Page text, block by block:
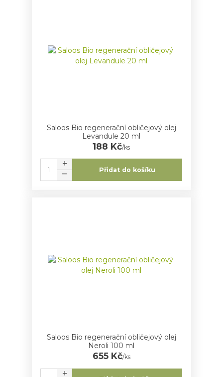
Saloos Bio regenerační obličejový olej
Levandule 20 ml
188 Kč/ks
Přidat do košíku
Saloos Bio regenerační obličejový olej
Neroli 100 ml
655 Kč/ks